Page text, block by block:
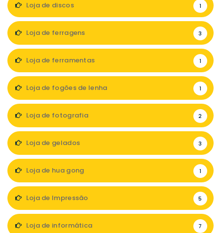
Loja de discos 1
Loja de ferragens 3
Loja de ferramentas 1
Loja de fogões de lenha 1
Loja de fotografia 2
Loja de gelados 3
Loja de hua gong 1
Loja de Impressão 5
Loja de informática 7